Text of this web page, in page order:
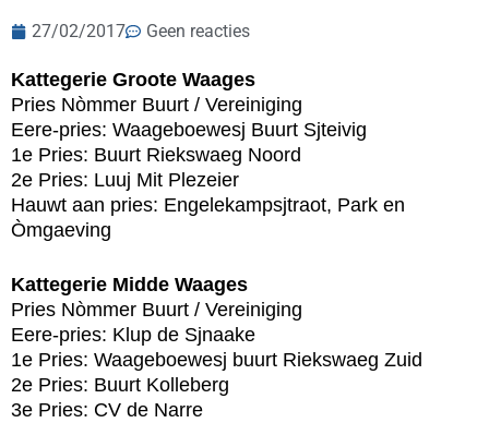
27/02/2017 Geen reacties
Kattegerie Groote Waages
Pries Nòmmer Buurt / Vereiniging
Eere-pries: Waageboewesj Buurt Sjteivig
1e Pries: Buurt Riekswaeg Noord
2e Pries: Luuj Mit Plezeier
Hauwt aan pries: Engelekampsjtraot, Park en
Òmgaeving
Kattegerie Midde Waages
Pries Nòmmer Buurt / Vereiniging
Eere-pries: Klup de Sjnaake
1e Pries: Waageboewesj buurt Riekswaeg Zuid
2e Pries: Buurt Kolleberg
3e Pries: CV de Narre